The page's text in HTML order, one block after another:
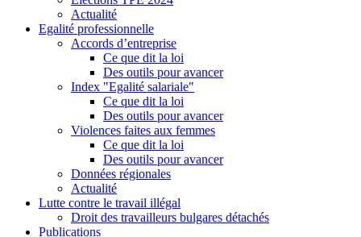
Actualité
Egalité professionnelle
Accords d’entreprise
Ce que dit la loi
Des outils pour avancer
Index "Egalité salariale"
Ce que dit la loi
Des outils pour avancer
Violences faites aux femmes
Ce que dit la loi
Des outils pour avancer
Données régionales
Actualité
Lutte contre le travail illégal
Droit des travailleurs bulgares détachés
Publications